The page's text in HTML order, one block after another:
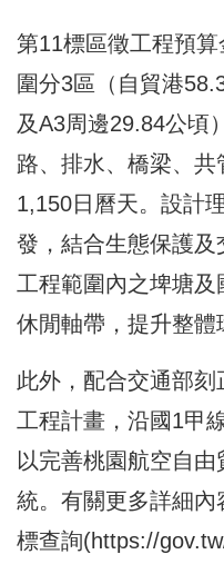
第11標區徵工程預
圍分3區（自貿港
及A3周邊29.84公頃
路、排水、橋梁、
1,150日曆天。設計
發，結合生態保護
工程範圍內之埤塘
休閒軸帶，提升整體
此外，配合交通部
工程計畫，沿國1甲
以完善桃園航空自
統。有關更多詳細
標查詢(https://